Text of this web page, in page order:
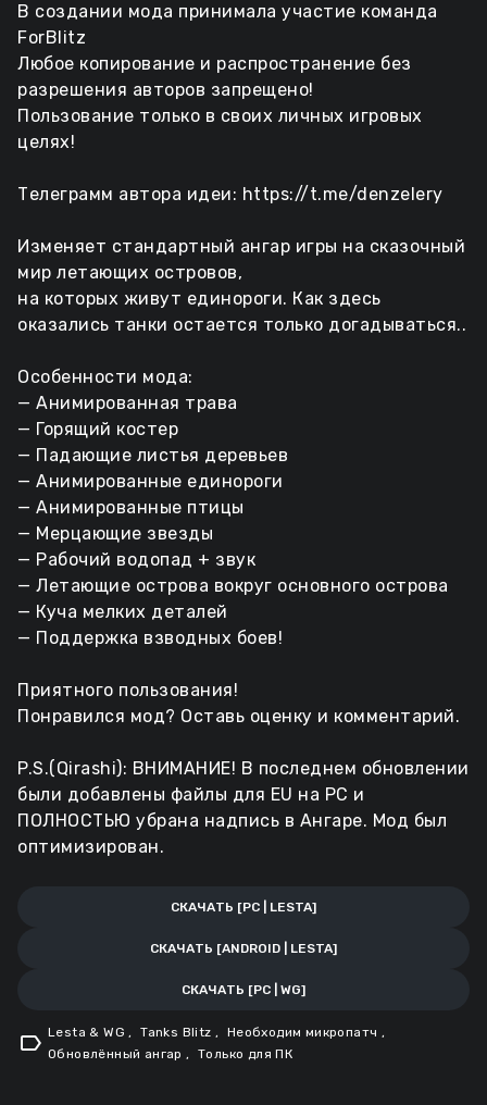
В создании мода принимала участие команда
ForBlitz
Любое копирование и распространение без
разрешения авторов запрещено!
Пользование только в своих личных игровых
целях!
Телеграмм автора идеи: https://t.me/denzelery
Изменяет стандартный ангар игры на сказочный
мир летающих островов,
на которых живут единороги. Как здесь
оказались танки остается только догадываться..
Особенности мода:
— Анимированная трава
— Горящий костер
— Падающие листья деревьев
— Анимированные единороги
— Анимированные птицы
— Мерцающие звезды
— Рабочий водопад + звук
— Летающие острова вокруг основного острова
— Куча мелких деталей
— Поддержка взводных боев!
Приятного пользования!
Понравился мод? Оставь оценку и комментарий.
P.S.(Qirashi): ВНИМАНИЕ! В последнем обновлении
были добавлены файлы для EU на PC и
ПОЛНОСТЬЮ убрана надпись в Ангаре. Мод был
оптимизирован.
СКАЧАТЬ [PC | LESTA]
СКАЧАТЬ [ANDROID | LESTA]
СКАЧАТЬ [PC | WG]
label Lesta & WG, Tanks Blitz, Необходим микропатч ,
Обновлённый ангар, Только для ПК